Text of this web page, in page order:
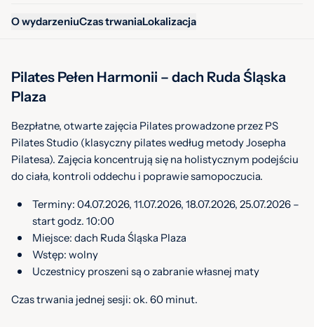
O wydarzeniuCzas trwaniaLokalizacja
Pilates Pełen Harmonii – dach Ruda Śląska
Plaza
Bezpłatne, otwarte zajęcia Pilates prowadzone przez PS
Pilates Studio (klasyczny pilates według metody Josepha
Pilatesa). Zajęcia koncentrują się na holistycznym podejściu
do ciała, kontroli oddechu i poprawie samopoczucia.
Terminy: 04.07.2026, 11.07.2026, 18.07.2026, 25.07.2026 –
start godz. 10:00
Miejsce: dach Ruda Śląska Plaza
Wstęp: wolny
Uczestnicy proszeni są o zabranie własnej maty
Czas trwania jednej sesji: ok. 60 minut.